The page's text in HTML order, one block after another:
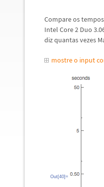
Compare os
Intel Core 2 Duo
diz quantas vezes
mostre o input
Out[40]=